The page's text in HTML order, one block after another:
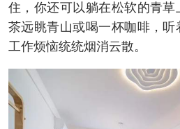
住，你还可以躺在松软的青
茶远眺青山或喝一杯咖啡，
工作烦恼统统烟消云散。